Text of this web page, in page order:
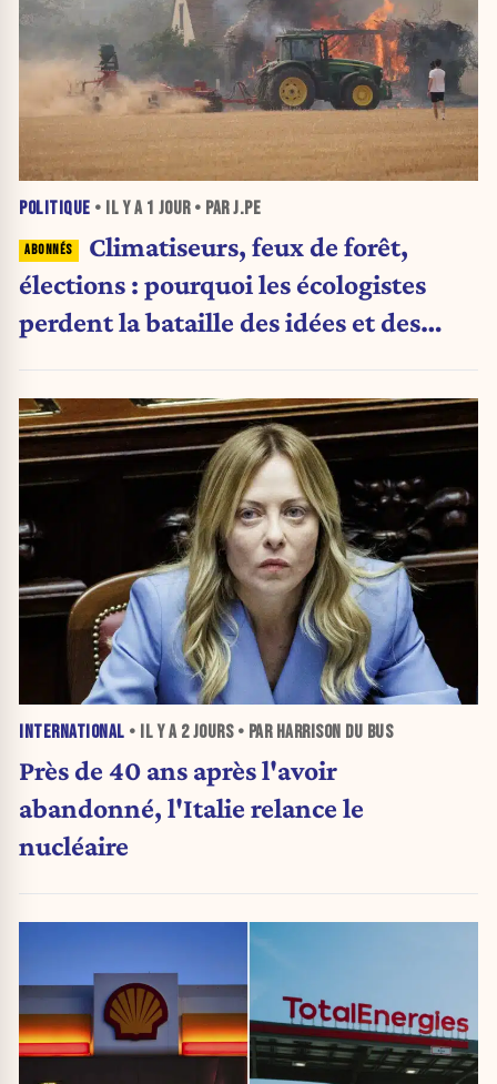
POLITIQUE • IL Y A 1 JOUR• PAR J.PE
Climatiseurs, feux de forêt,
élections : pourquoi les écologistes
perdent la bataille des idées et des
INTERNATIONAL • IL Y A 2 JOURS• PAR HARRISON DU BUS
Près de 40 ans après l'avoir
abandonné, l'Italie relance le
nucléaire